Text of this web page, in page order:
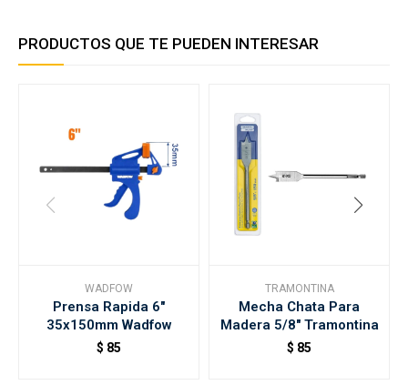
PRODUCTOS QUE TE PUEDEN INTERESAR
WADFOW
Prensa Rapida 6"
35x150mm Wadfow
$ 85
TRAMONTINA
Mecha Chata Para
Madera 5/8" Tramontina
$ 85